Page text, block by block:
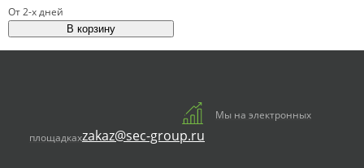
От 2-х дней
Мы на электронных
площадкахzakaz@sec-group.ru